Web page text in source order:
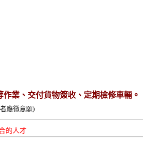
業、交付貨物簽收、定期檢修車輛。
應徵意願)
的人才